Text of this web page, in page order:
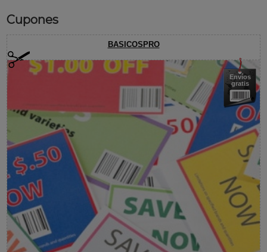
Cupones
BASICOSPRO
Envíos
gratis